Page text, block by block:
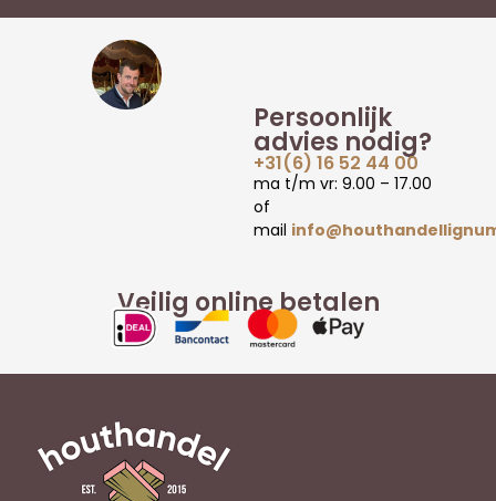
Veilig online betalen
Persoonlijk
advies nodig?
+31(6) 16 52 44 00
ma t/m vr: 9.00 – 17.00
of
mail